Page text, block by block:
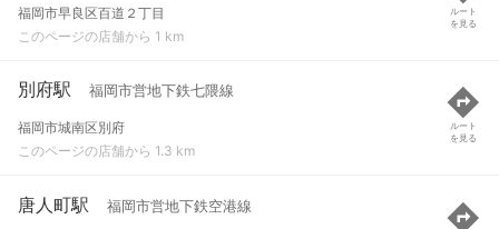
福岡市早良区百道２丁目
このページの店舗から 1 km
ルート
を見る
別府駅 福岡市営地下鉄七隈線
福岡市城南区別府
このページの店舗から 1.3 km
ルート
を見る
唐人町駅 福岡市営地下鉄空港線